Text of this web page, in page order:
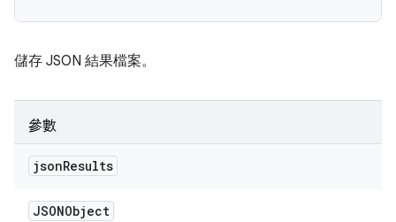
儲存 JSON 結果檔案。
參數
jsonResults
JSONObject